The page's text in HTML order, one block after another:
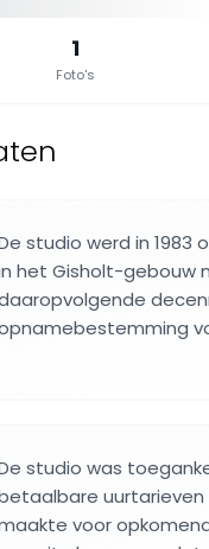
1
Foto's
studio werd in 1983
het Gisholt-gebouw
studio was
voor